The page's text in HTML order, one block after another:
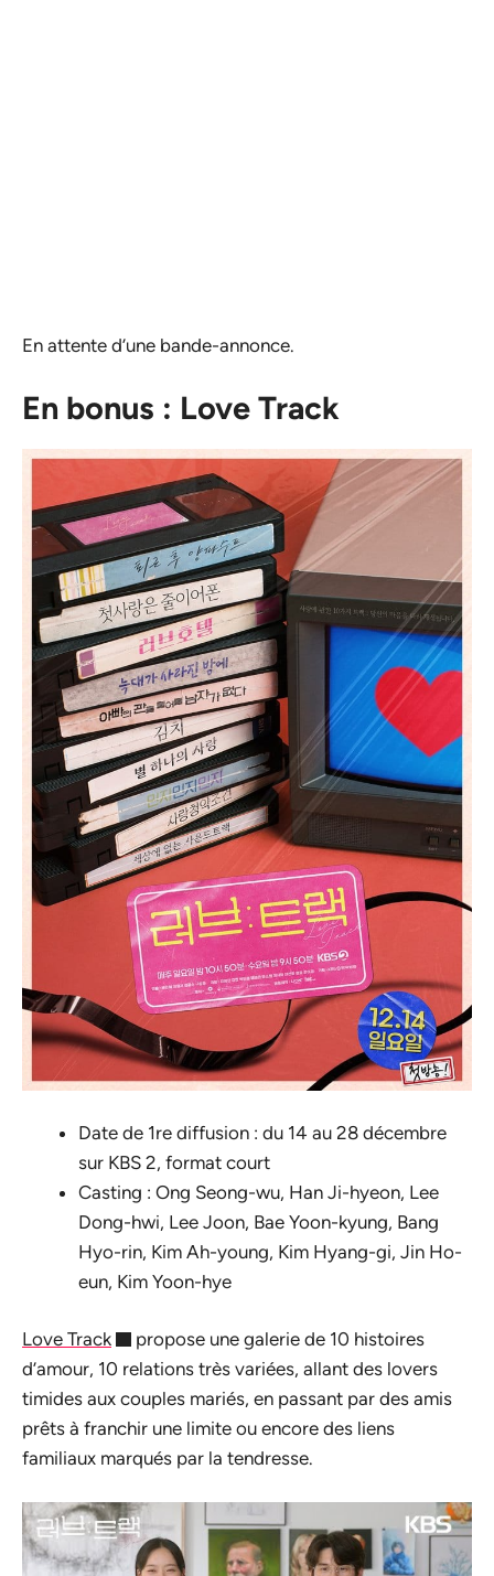
En attente d’une bande-annonce.
En bonus : Love Track
Date de 1re diffusion : du 14 au 28 décembre
sur KBS 2, format court
Casting : Ong Seong-wu, Han Ji-hyeon, Lee
Dong-hwi, Lee Joon, Bae Yoon-kyung, Bang
Hyo-rin, Kim Ah-young, Kim Hyang-gi, Jin Ho-
eun, Kim Yoon-hye
Love Track
propose une galerie de 10 histoires
d’amour, 10 relations très variées, allant des lovers
timides aux couples mariés, en passant par des amis
prêts à franchir une limite ou encore des liens
familiaux marqués par la tendresse.